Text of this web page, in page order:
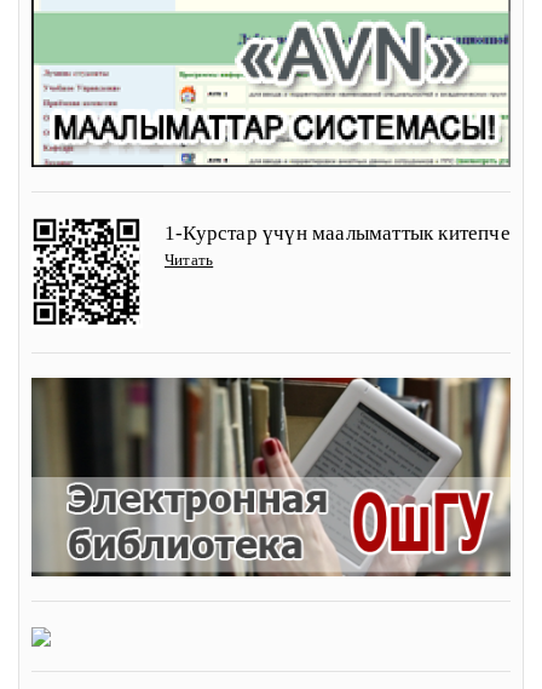
1-Курстар үчүн маалыматтык китепче
Читать